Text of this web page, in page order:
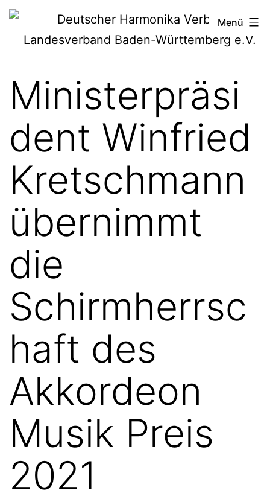
Zum
Deutscher
Harmonika-
Menü
Ministerpräsi
dent Winfried
Kretschmann
übernimmt
die
Schirmherrsc
haft des
Akkordeon
Musik Preis
2021